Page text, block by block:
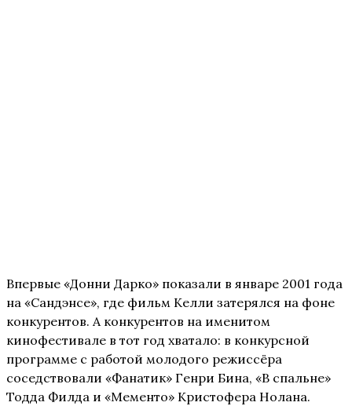
Впервые «Донни Дарко» показали в январе 2001 года
на «Сандэнсе», где фильм Келли затерялся на фоне
конкурентов. А конкурентов на именитом
кинофестивале в тот год хватало: в конкурсной
программе с работой молодого режиссёра
соседствовали «Фанатик» Генри Бина, «В спальне»
Тодда Филда и «Мементо» Кристофера Нолана.